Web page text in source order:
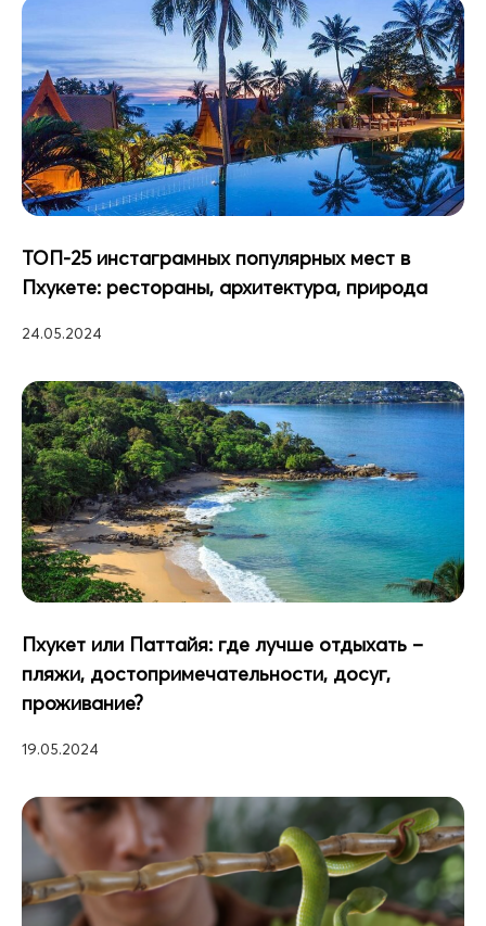
ТОП-25 инстаграмных популярных мест в
Пхукете: рестораны, архитектура, природа
24.05.2024
Пхукет или Паттайя: где лучше отдыхать –
пляжи, достопримечательности, досуг,
проживание?
19.05.2024